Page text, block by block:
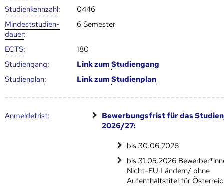
Studien­kenn­zahl:
0446
Mindest­studien­
dauer:
6 Semester
ECTS:
180
Studien­gang: Link zumStudien­gang
Studien­plan: Link zumStudien­plan
Anmelde­frist: Bewerbungsfrist für das
2026/27:
bis 30.06.2026
bis 31.05.2026
Nicht-EU Ländern/ ohne
Aufenthaltstitel für